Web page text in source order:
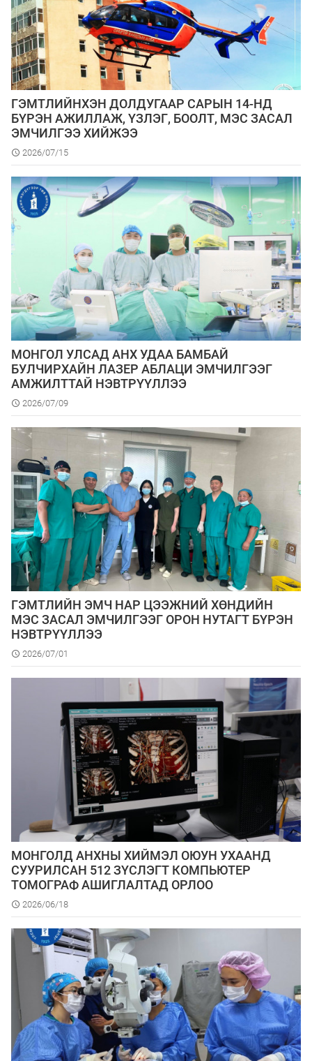
ГЭМТЛИЙНХЭН ДОЛДУГААР САРЫН 14-НД
БҮРЭН АЖИЛЛАЖ, ҮЗЛЭГ, БООЛТ, МЭС ЗАСАЛ
ЭМЧИЛГЭЭ ХИЙЖЭЭ
2026/07/15
МОНГОЛ УЛСАД АНХ УДАА БАМБАЙ
БУЛЧИРХАЙН ЛАЗЕР АБЛАЦИ ЭМЧИЛГЭЭГ
АМЖИЛТТАЙ НЭВТРҮҮЛЛЭЭ
2026/07/09
ГЭМТЛИЙН ЭМЧ НАР ЦЭЭЖНИЙ ХӨНДИЙН
МЭС ЗАСАЛ ЭМЧИЛГЭЭГ ОРОН НУТАГТ БҮРЭН
НЭВТРҮҮЛЛЭЭ
2026/07/01
МОНГОЛД АНХНЫ ХИЙМЭЛ ОЮУН УХААНД
СУУРИЛСАН 512 ЗҮСЛЭГТ КОМПЬЮТЕР
ТОМОГРАФ АШИГЛАЛТАД ОРЛОО
2026/06/18